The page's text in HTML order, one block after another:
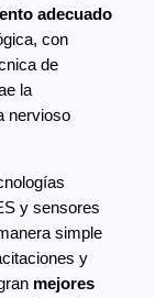
adecuado
con
de
la
nervioso
y sensores
simple
y
mejores